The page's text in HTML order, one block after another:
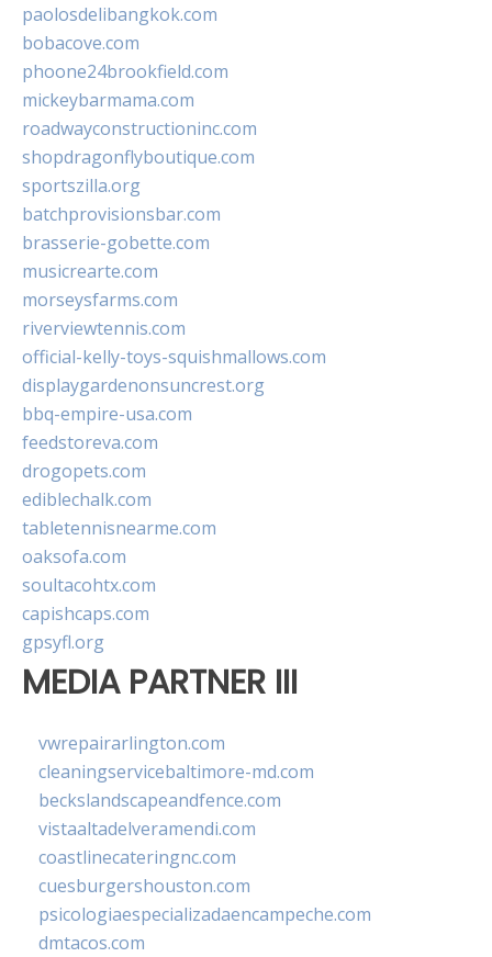
paolosdelibangkok.com
bobacove.com
phoone24brookfield.com
mickeybarmama.com
roadwayconstructioninc.com
shopdragonflyboutique.com
sportszilla.org
batchprovisionsbar.com
brasserie-gobette.com
musicrearte.com
morseysfarms.com
riverviewtennis.com
official-kelly-toys-squishmallows.com
displaygardenonsuncrest.org
bbq-empire-usa.com
feedstoreva.com
drogopets.com
ediblechalk.com
tabletennisnearme.com
oaksofa.com
soultacohtx.com
capishcaps.com
gpsyfl.org
MEDIA PARTNER III
vwrepairarlington.com
cleaningservicebaltimore-md.com
beckslandscapeandfence.com
vistaaltadelveramendi.com
coastlinecateringnc.com
cuesburgershouston.com
psicologiaespecializadaencampeche.com
dmtacos.com